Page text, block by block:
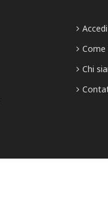
Come
Chi